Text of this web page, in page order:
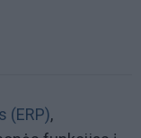
(ERP),